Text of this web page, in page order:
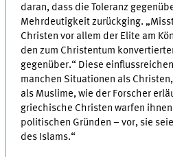
daran, dass die Toleranz
Mehrdeutigkeit zurückging.
Christen vor allem der Elite am
den zum Christentum
gegenüber.“ Diese
manchen Situationen als
als Muslime, wie der Forscher
griechische Christen warfen
politischen Gründen – vor, sie
des Islams.“